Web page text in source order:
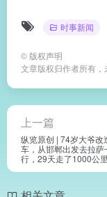
时事新闻
© 版权声明
文章版权归作者所有，
上一篇
纵览原创 | 74岁大爷改
车，从邯郸出发去拉萨
行，29天走了1000公里